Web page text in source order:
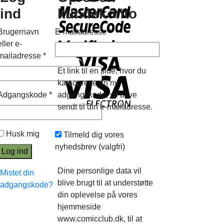
ind
e-
*
*
Husk mig
Log ind
Mistet din
adgangskode?
kundekonto
E-mailadresse*
Et link til en side, hvor du
kan oprette en ny
adgangskode, vil blive
sendt til din e-mailadresse.
Tilmeld dig vores
nyhedsbrev (valgfri)
Dine personlige data vil
blive brugt til at understøtte
din oplevelse på vores
hjemmeside
www.comicclub.dk, til at